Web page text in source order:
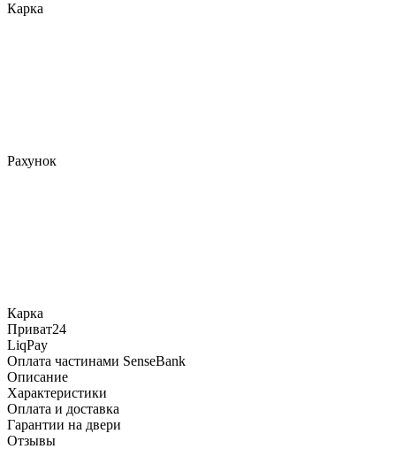
Карка
Рахунок
Карка
Приват24
LiqPay
Оплата частинами SenseBank
Описание
Характеристики
Оплата и доставка
Гарантии на двери
Отзывы